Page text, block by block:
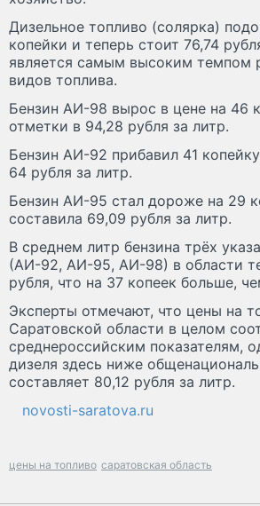
Дизельное топливо (солярка)
копейки и теперь стоит 76,74
является самым высоким темпом
видов топлива.
Бензин АИ-98 вырос в цене на 46
отметки в 94,28 рубля за литр.
Бензин АИ-92 прибавил 41
64 рубля за литр.
Бензин АИ-95 стал дороже на 29
составила 69,09 рубля за литр.
В среднем литр бензина трёх
(АИ-92, АИ-95, АИ-98) в области
рубля, что на 37 копеек больше,
Эксперты отмечают, что цены на
Саратовской области в целом
среднероссийским показателям,
дизеля здесь ниже
составляет 80,12 рубля за литр.
novosti-saratova.ru
цены на топливо саратовская область